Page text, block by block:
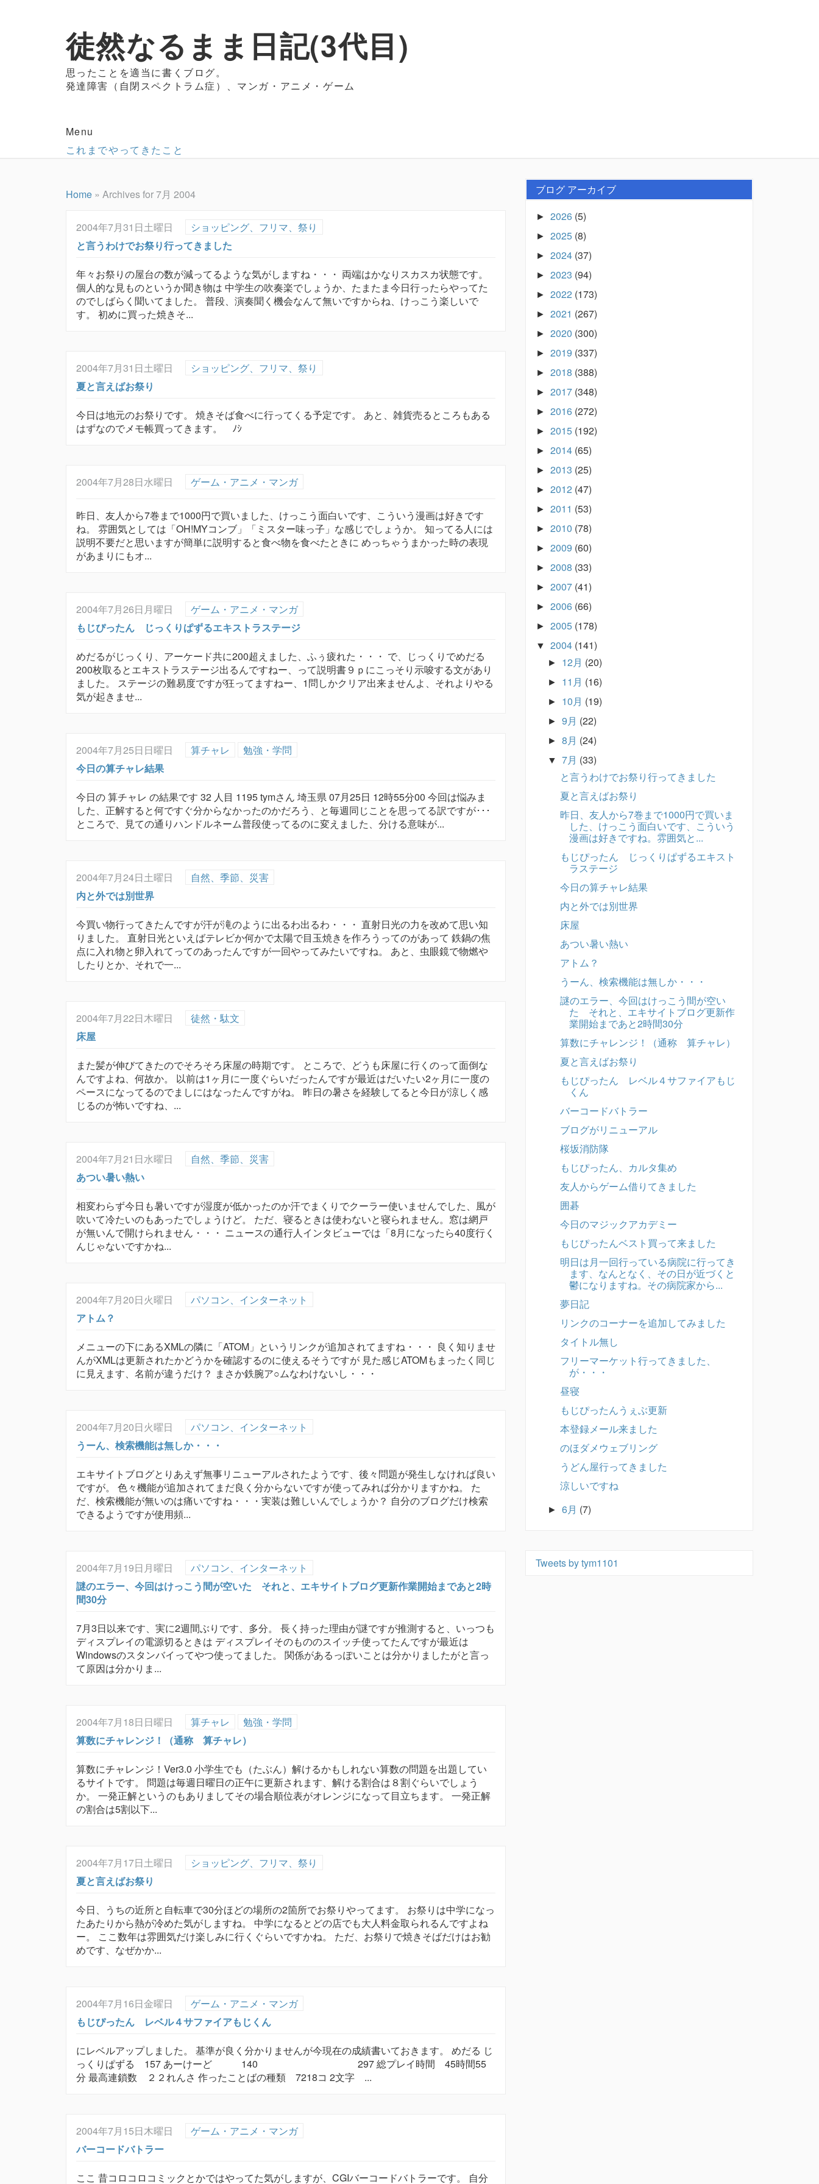
徒然なるまま日記(3代目)
思ったことを適当に書くブログ。
発達障害（自閉スペクトラム症）、マンガ・アニメ・ゲーム
Menu
これまでやってきたこと
Home» Archives for 7月 2004
2004年7月31日土曜日
ショッピング、フリマ、祭り
と言うわけでお祭り行ってきました
年々お祭りの屋台の数が減ってるような気がしますね・・・ 両端はかなりスカスカ状態です。
個人的な見ものというか聞き物は 中学生の吹奏楽でしょうか、たまたま今日行ったらやってた
のでしばらく聞いてました。 普段、演奏聞く機会なんて無いですからね、けっこう楽しいで
す。 初めに買った焼きそ...
2004年7月31日土曜日
ショッピング、フリマ、祭り
夏と言えばお祭り
今日は地元のお祭りです。 焼きそば食べに行ってくる予定です。 あと、雑貨売るところもある
はずなのでメモ帳買ってきます。 ﾉｼ
2004年7月28日水曜日 ゲーム・アニメ・マンガ
昨日、友人から7巻まで1000円で買いました、けっこう面白いです、こういう漫画は好きです
ね。 雰囲気としては「OH!MYコンブ」「ミスター味っ子」な感じでしょうか。 知ってる人には
説明不要だと思いますが簡単に説明すると食べ物を食べたときに めっちゃうまかった時の表現
があまりにもオ...
2004年7月26日月曜日
ゲーム・アニメ・マンガ
もじぴったん じっくりぱずるエキストラステージ
めだるがじっくり、アーケード共に200超えました、ふぅ疲れた・・・ で、じっくりでめだる
200枚取るとエキストラステージ出るんですねー、って説明書９ｐにこっそり示唆する文があり
ました。 ステージの難易度ですが狂ってますねー、1問しかクリア出来ませんよ、それよりやる
気が起きませ...
2004年7月25日日曜日 算チャレ
勉強・学問
今日の算チャレ結果
今日の 算チャレ の結果です 32 人目 1195 tymさん 埼玉県 07月25日 12時55分00 今回は悩みま
した、正解すると何ですぐ分からなかったのかだろう、と毎週同じことを思ってる訳ですが･･･
ところで、見ての通りハンドルネーム普段使ってるのに変えました、分ける意味が...
2004年7月24日土曜日
自然、季節、災害
内と外では別世界
今買い物行ってきたんですが汗が滝のように出るわ出るわ・・・ 直射日光の力を改めて思い知
りました。 直射日光といえばテレビか何かで太陽で目玉焼きを作ろうってのがあって 鉄鍋の焦
点に入れ物と卵入れてってのあったんですが一回やってみたいですね。 あと、虫眼鏡で物燃や
したりとか、それで一...
2004年7月22日木曜日
徒然・駄文
床屋
また髪が伸びてきたのでそろそろ床屋の時期です。 ところで、どうも床屋に行くのって面倒な
んですよね、何故か。 以前は1ヶ月に一度ぐらいだったんですが最近はだいたい2ヶ月に一度の
ペースになってるのでましにはなったんですがね。 昨日の暑さを経験してると今日が涼しく感
じるのが怖いですね、...
2004年7月21日水曜日
自然、季節、災害
あつい暑い熱い
相変わらず今日も暑いですが湿度が低かったのか汗でまくりでクーラー使いませんでした、風が
吹いて冷たいのもあったでしょうけど。 ただ、寝るときは使わないと寝られません。窓は網戸
が無いんで開けられません・・・ ニュースの通行人インタビューでは「8月になったら40度行く
んじゃないですかね...
2004年7月20日火曜日
パソコン、インターネット
アトム？
メニューの下にあるXMLの隣に「ATOM」というリンクが追加されてますね・・・ 良く知りませ
んがXMLは更新されたかどうかを確認するのに使えるそうですが 見た感じATOMもまったく同じ
に見えます、名前が違うだけ？ まさか鉄腕ア○ムなわけないし・・・
2004年7月20日火曜日
パソコン、インターネット
うーん、検索機能は無しか・・・
エキサイトブログとりあえず無事リニューアルされたようです、後々問題が発生しなければ良い
ですが。 色々機能が追加されてまだ良く分からないですが使ってみれば分かりますかね。 た
だ、検索機能が無いのは痛いですね・・・実装は難しいんでしょうか？ 自分のブログだけ検索
できるようですが使用頻...
2004年7月19日月曜日
パソコン、インターネット
謎のエラー、今回はけっこう間が空いた それと、エキサイトブログ更新作業開始まであと2時
間30分
7月3日以来です、実に2週間ぶりです、多分。 長く持った理由が謎ですが推測すると、いっつも
ディスプレイの電源切るときは ディスプレイそのもののスイッチ使ってたんですが最近は
Windowsのスタンバイってやつ使ってました。 関係があるっぽいことは分かりましたがと言っ
て原因は分かりま...
2004年7月18日日曜日 算チャレ
勉強・学問
算数にチャレンジ！（通称 算チャレ）
算数にチャレンジ！Ver3.0 小学生でも（たぶん）解けるかもしれない算数の問題を出題してい
るサイトです。 問題は毎週日曜日の正午に更新されます、解ける割合は８割ぐらいでしょう
か。 一発正解というのもありましてその場合順位表がオレンジになって目立ちます。 一発正解
の割合は5割以下...
2004年7月17日土曜日
ショッピング、フリマ、祭り
夏と言えばお祭り
今日、うちの近所と自転車で30分ほどの場所の2箇所でお祭りやってます。 お祭りは中学になっ
たあたりから熱が冷めた気がしますね。 中学になるとどの店でも大人料金取られるんですよね
ー。 ここ数年は雰囲気だけ楽しみに行くぐらいですかね。 ただ、お祭りで焼きそばだけはお勧
めです、なぜかか...
2004年7月16日金曜日
ゲーム・アニメ・マンガ
もじぴったん レベル４サファイアもじくん
にレベルアップしました。 基準が良く分かりませんが今現在の成績書いておきます。 めだる じ
っくりぱずる 157 あーけーど 140 297 総プレイ時間 45時間55
分 最高連鎖数 ２２れんさ 作ったことばの種類 7218コ 2文字 ...
2004年7月15日木曜日
ゲーム・アニメ・マンガ
バーコードバトラー
ここ 昔コロコロコミックとかではやってた気がしますが、CGIバーコードバトラーです。 自分
ブログ アーカイブ
► 2026 (5)
► 2025 (8)
► 2024 (37)
► 2023 (94)
► 2022 (173)
► 2021 (267)
► 2020 (300)
► 2019 (337)
► 2018 (388)
► 2017 (348)
► 2016 (272)
► 2015 (192)
► 2014 (65)
► 2013 (25)
► 2012 (47)
► 2011 (53)
► 2010 (78)
► 2009 (60)
► 2008 (33)
► 2007 (41)
► 2006 (66)
► 2005 (178)
▼ 2004 (141)
► 12月 (20)
► 11月 (16)
► 10月 (19)
► 9月 (22)
► 8月 (24)
▼ 7月 (33)
と言うわけでお祭り行ってきました
夏と言えばお祭り
昨日、友人から7巻まで1000円で買いま
した、けっこう面白いです、こういう
漫画は好きですね。雰囲気と...
もじぴったん じっくりぱずるエキスト
ラステージ
今日の算チャレ結果
内と外では別世界
床屋
あつい暑い熱い
アトム？
うーん、検索機能は無しか・・・
謎のエラー、今回はけっこう間が空い
た それと、エキサイトブログ更新作
業開始まであと2時間30分
算数にチャレンジ！（通称 算チャレ）
夏と言えばお祭り
もじぴったん レベル４サファイアもじ
くん
バーコードバトラー
ブログがリニューアル
桜坂消防隊
もじぴったん、カルタ集め
友人からゲーム借りてきました
囲碁
今日のマジックアカデミー
もじぴったんベスト買って来ました
明日は月一回行っている病院に行ってき
ます、なんとなく、その日が近づくと
鬱になりますね。その病院家から...
夢日記
リンクのコーナーを追加してみました
タイトル無し
フリーマーケット行ってきました、
が・・・
昼寝
もじぴったんうぇぶ更新
本登録メール来ました
のほダメウェブリング
うどん屋行ってきました
涼しいですね
► 6月 (7)
Tweets by tym1101